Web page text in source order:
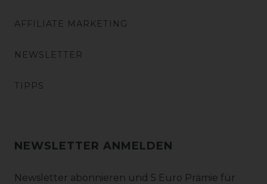
AFFILIATE MARKETING
NEWSLETTER
TIPPS
NEWSLETTER ANMELDEN
Newsletter abonnieren und 5 Euro Prämie für